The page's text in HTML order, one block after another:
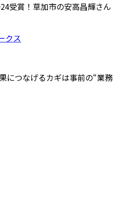
受賞！草加市の安高昌輝さん
につなげるカギは事前の“業務